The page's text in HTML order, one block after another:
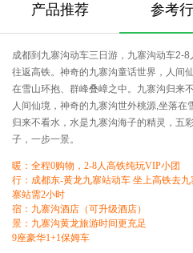
产品推荐 参考
成都到九寨沟动车三日游，九寨沟动车2-
往返高铁。神奇的九寨沟童话世界，人间
在雪山环抱、群峰叠嶂之中。九寨沟归来
人间仙境，神奇的九寨沟世外桃源,坐落
归来不看水，水是九寨沟海子的精灵，五
子，一步一景。
暖：全程0购物，2-8人高铁纯玩VIP小团
行：成都东-黄龙九寨站动车 坐上高铁去
寨站需2小时
宿：九寨沟酒店（可升级酒店）
景：九寨沟黄龙旅游时间更充足
9座豪华1+1保姆车